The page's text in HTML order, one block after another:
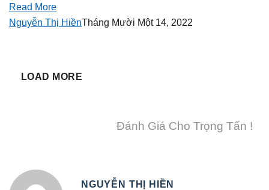
Read More
Nguyễn Thị HiềnTháng Mười Một 14, 2022
LOAD MORE
Đánh Giá Cho Trọng Tấn !
NGUYỄN THỊ HIỀN